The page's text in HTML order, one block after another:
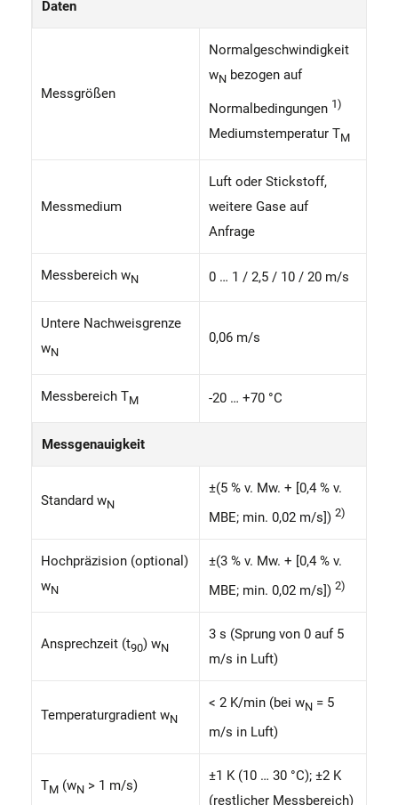
Daten
Messgrößen
Normalgeschwindigkeit
wN bezogen auf
Normalbedingungen 1)
Mediumstemperatur TM
Messmedium
Luft oder Stickstoff,
weitere Gase auf
Anfrage
Messbereich wN 0 … 1 / 2,5 / 10 / 20 m/s
Untere Nachweisgrenze
wN
0,06 m/s
Messbereich TM -20 … +70 °C
Messgenauigkeit
Standard wN
±(5 % v. Mw. + [0,4 % v.
MBE; min. 0,02 m/s]) 2)
Hochpräzision (optional)
wN
±(3 % v. Mw. + [0,4 % v.
MBE; min. 0,02 m/s]) 2)
Ansprechzeit (t90) wN
3 s (Sprung von 0 auf 5
m/s in Luft)
Temperaturgradient wN
< 2 K/min (bei wN = 5
m/s in Luft)
TM (wN > 1 m/s)
±1 K (10 … 30 °C); ±2 K
(restlicher Messbereich)